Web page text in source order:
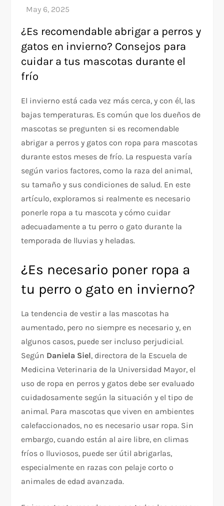
¿Es recomendable abrigar a perros y
gatos en invierno? Consejos para
cuidar a tus mascotas durante el
frío
El invierno está cada vez más cerca, y con él, las
bajas temperaturas. Es común que los dueños de
mascotas se pregunten si es recomendable
abrigar a perros y gatos con ropa para mascotas
durante estos meses de frío. La respuesta varía
según varios factores, como la raza del animal,
su tamaño y sus condiciones de salud. En este
artículo, exploramos si realmente es necesario
ponerle ropa a tu mascota y cómo cuidar
adecuadamente a tu perro o gato durante la
temporada de lluvias y heladas.
¿Es necesario poner ropa a
tu perro o gato en invierno?
La tendencia de vestir a las mascotas ha
aumentado, pero no siempre es necesario y, en
algunos casos, puede ser incluso perjudicial.
Según Daniela Siel, directora de la Escuela de
Medicina Veterinaria de la Universidad Mayor, el
uso de ropa en perros y gatos debe ser evaluado
cuidadosamente según la situación y el tipo de
animal. Para mascotas que viven en ambientes
calefaccionados, no es necesario usar ropa. Sin
embargo, cuando están al aire libre, en climas
fríos o lluviosos, puede ser útil abrigarlas,
especialmente en razas con pelaje corto o
animales de edad avanzada.